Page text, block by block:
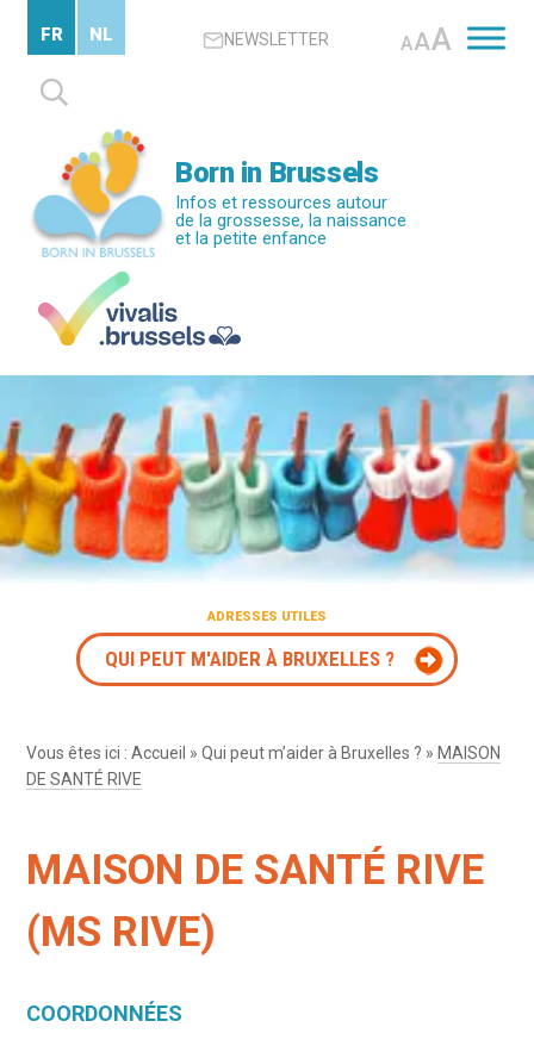
contenu
principal
NEWSLETTER AAA
Rechercher :
FR NL
Born in Brussels
Infos et ressources autour
de la grossesse, la naissance
et la petite enfance
ADRESSES UTILES
QUI PEUT M'AIDER À BRUXELLES ?
Vous êtes ici :Accueil »Qui peut m’aider à Bruxelles ? » MAISON
DE SANTÉ RIVE
MAISON DE SANTÉ RIVE
(MS RIVE)
COORDONNÉES